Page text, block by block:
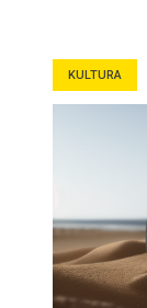
KULTURA